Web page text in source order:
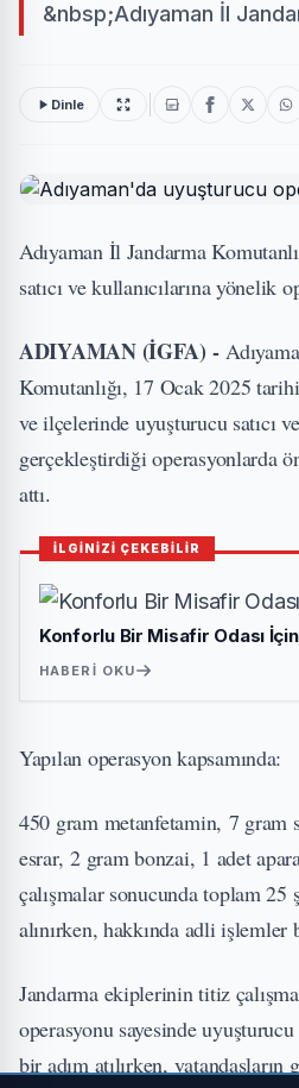
&nbsp;Adıyaman İl
Dinle
Adıyaman İl Jandarma
satıcı ve kullanıcılarına yönelik
ADIYAMAN (İGFA) -
Komutanlığı, 17 Ocak 2025
ve ilçelerinde uyuşturucu satıcı
gerçekleştirdiği operasyonlarda
attı.
İLGİNİZİ ÇEKEBİLİR
Konforlu Bir Misafir Odası
HABERI OKU
Yapılan operasyon kapsamında:
450 gram metanfetamin, 7 gram
esrar, 2 gram bonzai, 1 adet
çalışmalar sonucunda toplam 25
alınırken, hakkında adli işlemler
Jandarma ekiplerinin titiz
operasyonu sayesinde
bir adım atılırken,